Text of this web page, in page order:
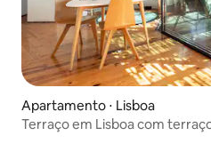
Apartamento ⋅ Lisboa
Terraço em Lisboa com